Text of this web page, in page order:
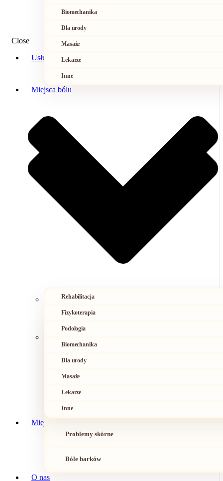
Biomechanika
Dla urody
Masaże
Lekarze
Inne
Miejsca bólu
Ból kręgosłupa
Urazy i przeciążenia
Problemy ze stopami
Problemy skórne
Bóle barków
O nas
Close
Usługi
Rehabilitacja
Fizykoterapia
Podologia
Biomechanika
Dla urody
Masaże
Lekarze
Inne
Miejsca bólu